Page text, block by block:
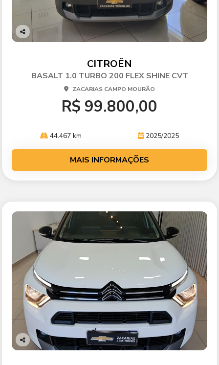
Co
CITROËN
BASALT 1.0 TURBO 200 FLEX SHINE CVT
ZACARIAS CAMPO MOURÃO
R$ 99.800,00
44.467 km 2025/2025
MAIS INFORMAÇÕES
Co